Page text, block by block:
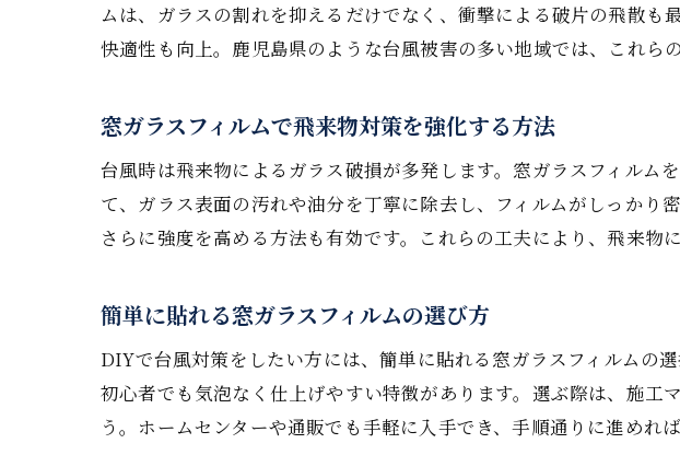
台風時のガラ
飛散防止重
台風シーズ
窓ガラスフィルム
窓ガラスフ
窓ガラスフ
施工前の下
窓ガラスフィ
ムは、ガラスの割れを抑えるだけでなく、衝撃による破片の飛散
快適性も向上。鹿児島県のような台風被害の多い地域では、これら
窓ガラスフィルムで飛来物対策を強化する方法
台風時は飛来物によるガラス破損が多発します。窓ガラスフィルム
て、ガラス表面の汚れや油分を丁寧に除去し、フィルムがしっか
さらに強度を高める方法も有効です。これらの工夫により、飛来物
簡単に貼れる窓ガラスフィルムの選び方
DIYで台風対策をしたい方には、簡単に貼れる窓ガラスフィルムの
初心者でも気泡なく仕上げやすい特徴があります。選ぶ際は、施工
う。ホームセンターや通販でも手軽に入手でき、手順通りに進めれ